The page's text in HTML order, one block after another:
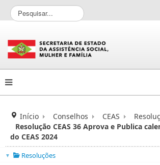
P
e
q
u
i
s
a
Início Conselhos CEAS
Resolução CEAS 36 Aprova e Publica
do CEAS 2024
▼ Resoluções